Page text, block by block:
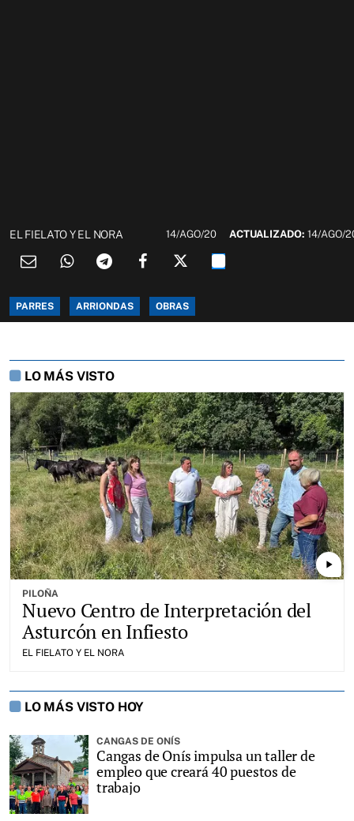
EL FIELATO Y EL NORA 14/AGO/20 ACTUALIZADO:14/AGO/
PARRES ARRIONDAS OBRAS
LO MÁS VISTO
play_arrow
PILOÑA
Nuevo Centro de Interpretación del
Asturcón en Infiesto
EL FIELATO Y EL NORA
LO MÁS VISTO HOY
CANGAS DE ONÍS
Cangas de Onís impulsa un taller de
empleo que creará 40 puestos de
trabajo